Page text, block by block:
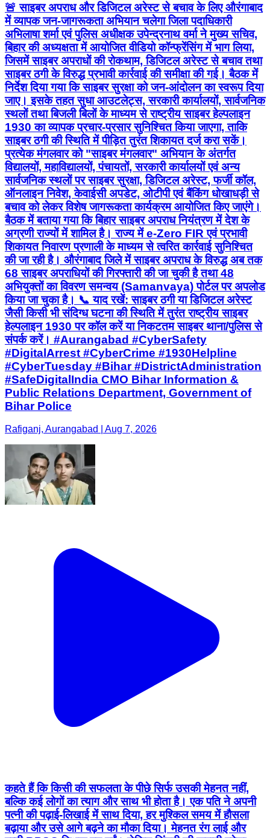
🚨 साइबर अपराध और डिजिटल अरेस्ट से बचाव के लिए औरंगाबाद
में व्यापक जन-जागरूकता अभियान चलेगा जिला पदाधिकारी
अभिलाषा शर्मा एवं पुलिस अधीक्षक उपेन्द्रनाथ वर्मा ने मुख्य सचिव,
बिहार की अध्यक्षता में आयोजित वीडियो कॉन्फ्रेंसिंग में भाग लिया,
जिसमें साइबर अपराधों की रोकथाम, डिजिटल अरेस्ट से बचाव तथा
साइबर ठगी के विरुद्ध प्रभावी कार्रवाई की समीक्षा की गई। बैठक में
निर्देश दिया गया कि साइबर सुरक्षा को जन-आंदोलन का स्वरूप दिया
जाए। इसके तहत सुधा आउटलेट्स, सरकारी कार्यालयों, सार्वजनिक
स्थलों तथा बिजली बिलों के माध्यम से राष्ट्रीय साइबर हेल्पलाइन
1930 का व्यापक प्रचार-प्रसार सुनिश्चित किया जाएगा, ताकि
साइबर ठगी की स्थिति में पीड़ित तुरंत शिकायत दर्ज करा सकें।
प्रत्येक मंगलवार को "साइबर मंगलवार" अभियान के अंतर्गत
विद्यालयों, महाविद्यालयों, पंचायतों, सरकारी कार्यालयों एवं अन्य
सार्वजनिक स्थलों पर साइबर सुरक्षा, डिजिटल अरेस्ट, फर्जी कॉल,
ऑनलाइन निवेश, केवाईसी अपडेट, ओटीपी एवं बैंकिंग धोखाधड़ी से
बचाव को लेकर विशेष जागरूकता कार्यक्रम आयोजित किए जाएंगे।
बैठक में बताया गया कि बिहार साइबर अपराध नियंत्रण में देश के
अग्रणी राज्यों में शामिल है। राज्य में e-Zero FIR एवं प्रभावी
शिकायत निवारण प्रणाली के माध्यम से त्वरित कार्रवाई सुनिश्चित
की जा रही है। औरंगाबाद जिले में साइबर अपराध के विरुद्ध अब तक
68 साइबर अपराधियों की गिरफ्तारी की जा चुकी है तथा 48
अभियुक्तों का विवरण समन्वय (Samanvaya) पोर्टल पर अपलोड
किया जा चुका है। 📞 याद रखें: साइबर ठगी या डिजिटल अरेस्ट
जैसी किसी भी संदिग्ध घटना की स्थिति में तुरंत राष्ट्रीय साइबर
हेल्पलाइन 1930 पर कॉल करें या निकटतम साइबर थाना/पुलिस से
संपर्क करें। #Aurangabad #CyberSafety
#DigitalArrest #CyberCrime #1930Helpline
#CyberTuesday #Bihar #DistrictAdministration
#SafeDigitalIndia CMO Bihar Information &
Public Relations Department, Government of
Bihar Police
Rafiganj, Aurangabad | Aug 7, 2026
कहते हैं कि किसी की सफलता के पीछे सिर्फ उसकी मेहनत नहीं,
बल्कि कई लोगों का त्याग और साथ भी होता है। एक पति ने अपनी
पत्नी की पढ़ाई-लिखाई में साथ दिया, हर मुश्किल समय में हौसला
बढ़ाया और उसे आगे बढ़ने का मौका दिया। मेहनत रंग लाई और